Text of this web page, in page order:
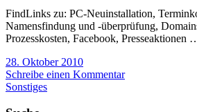
FindLinks zu: PC-Neuinstallation,
Namensfindung und -überprüfung,
Prozesskosten, Facebook, Presseaktionen
28. Oktober 2010
Schreibe einen Kommentar
Sonstiges